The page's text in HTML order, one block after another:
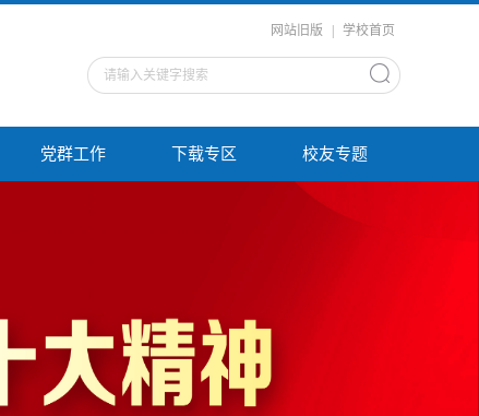
网站旧版 学校首页
党群工作 下载专区 校友专题